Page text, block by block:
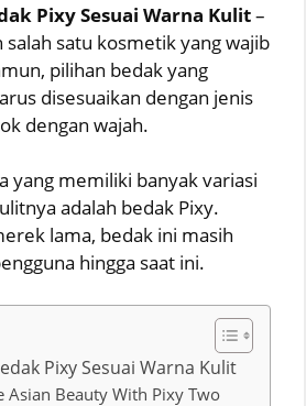
Pixy Sesuai Warna Kulit–
satu kosmetik yang wajib
pilihan bedak yang
disesuaikan dengan jenis
dengan wajah.
yang memiliki banyak variasi
adalah bedak Pixy.
lama, bedak ini masih
hingga saat ini.
Pixy Sesuai Warna Kulit
Asian Beauty With Pixy Two